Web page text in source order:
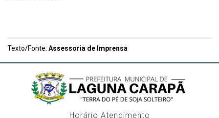
Texto/Fonte: Assessoria de Imprensa
Horário Atendimento